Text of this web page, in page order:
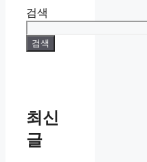
검색
검색
최신
글